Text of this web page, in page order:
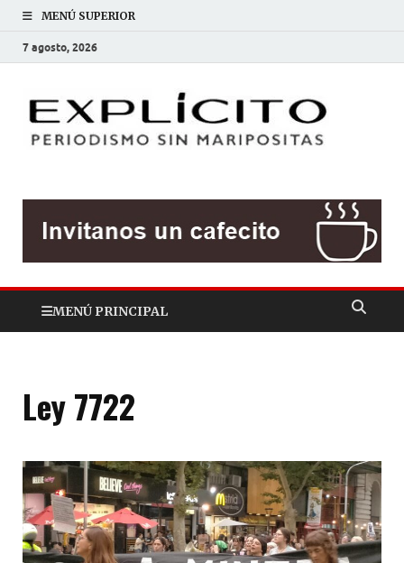
MENÚ SUPERIOR
7 agosto, 2026
MENÚ PRINCIPAL
Ley 7722